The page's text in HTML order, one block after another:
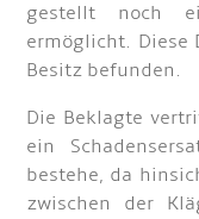
gestellt noch
ermöglicht. Diese
Besitz befunden.
Die Beklagte
ein
bestehe, da
zwischen der